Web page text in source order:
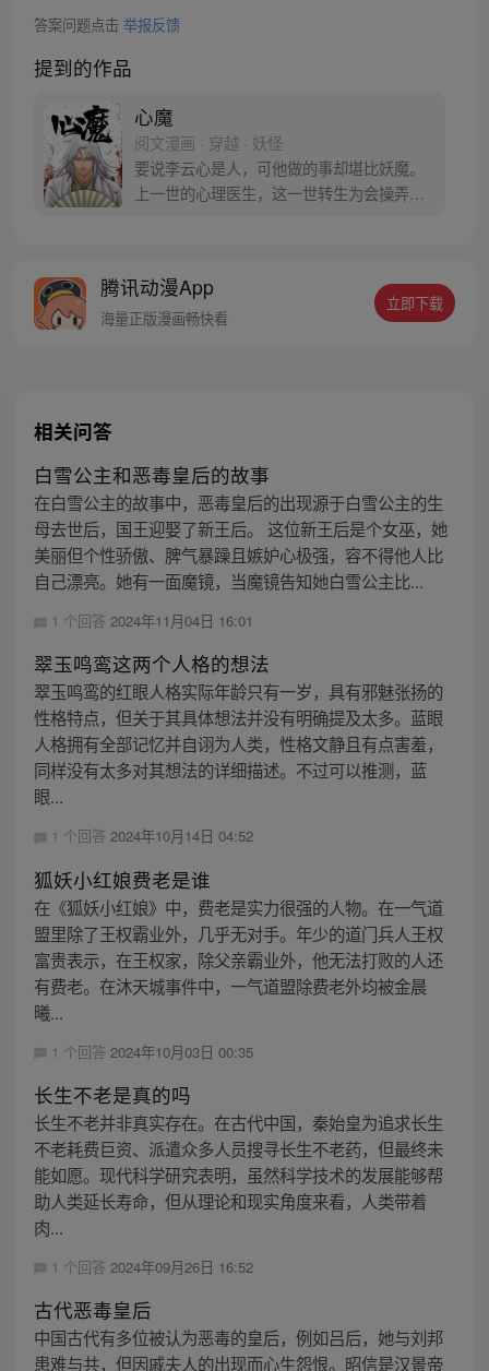
答案问题点击 举报反馈
提到的作品
心魔
阅文漫画 · 穿越 · 妖怪
要说李云心是人，可他做的事却堪比妖魔。
上一世的心理医生，这一世转生为会操弄术
黑白阎君见了他也要问一句：食人心魔何处
来？ 李云心食人，也食人心。
腾讯动漫App
海量正版漫画畅快看
立即下载
相关问答
白雪公主和恶毒皇后的故事
在白雪公主的故事中，恶毒皇后的出现源于白雪公主的生
母去世后，国王迎娶了新王后。 这位新王后是个女巫，她
美丽但个性骄傲、脾气暴躁且嫉妒心极强，容不得他人比
自己漂亮。她有一面魔镜，当魔镜告知她白雪公主比...
1 个回答 2024年11月04日 16:01
翠玉鸣鸾这两个人格的想法
翠玉鸣鸾的红眼人格实际年龄只有一岁，具有邪魅张扬的
性格特点，但关于其具体想法并没有明确提及太多。蓝眼
人格拥有全部记忆并自诩为人类，性格文静且有点害羞，
同样没有太多对其想法的详细描述。不过可以推测，蓝
眼...
1 个回答 2024年10月14日 04:52
狐妖小红娘费老是谁
在《狐妖小红娘》中，费老是实力很强的人物。在一气道
盟里除了王权霸业外，几乎无对手。年少的道门兵人王权
富贵表示，在王权家，除父亲霸业外，他无法打败的人还
有费老。在沐天城事件中，一气道盟除费老外均被金晨
曦...
1 个回答 2024年10月03日 00:35
长生不老是真的吗
长生不老并非真实存在。在古代中国，秦始皇为追求长生
不老耗费巨资、派遣众多人员搜寻长生不老药，但最终未
能如愿。现代科学研究表明，虽然科学技术的发展能够帮
助人类延长寿命，但从理论和现实角度来看，人类带着
肉...
1 个回答 2024年09月26日 16:52
古代恶毒皇后
中国古代有多位被认为恶毒的皇后，例如吕后，她与刘邦
患难与共，但因戚夫人的出现而心生怨恨。昭信是汉景帝